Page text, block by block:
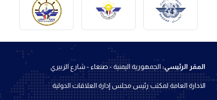
المقر الرئيسي:الجمهورية اليمنية - صنعاء - شارع الزبيري
الادارة العامة لمكتب رئيس مجلس إدارة العلاقات الدولية